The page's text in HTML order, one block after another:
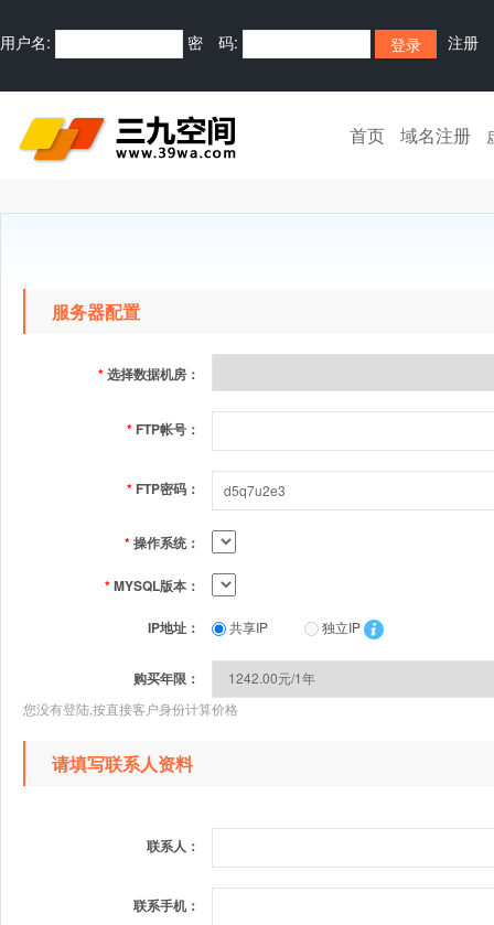
用户名: 密 码: 注册
首页 域名注册
服务器配置
*选择数据机房：
* FTP帐号：
* FTP密码：
*操作系统：
*MYSQL版本：
IP地址： 共享IP 独立IP
购买年限：
您没有登陆,按直接客户身份计算价格
请填写联系人资料
联系人：
联系手机：